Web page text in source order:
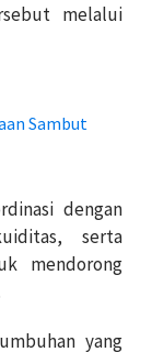
melalui
Sambut
dengan
serta
mendorong
yang